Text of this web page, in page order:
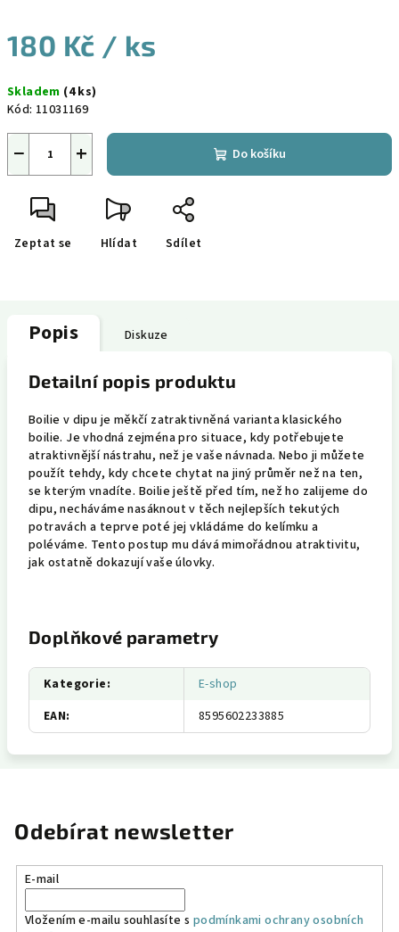
180 Kč / ks
cena:
Skladem (4 ks)
Kód: 11031169
+
− Do košíku
Zeptat se Hlídat Sdílet
Popis Diskuze
Detailní popis produktu
Boilie v dipu je měkčí zatraktivněná varianta klasického
boilie. Je vhodná zejména pro situace, kdy potřebujete
atraktivnější nástrahu, než je vaše návnada. Nebo ji můžete
použít tehdy, kdy chcete chytat na jiný průměr než na ten,
se kterým vnadíte. Boilie ještě před tím, než ho zalijeme do
dipu, necháváme nasáknout v těch nejlepších tekutých
potravách a teprve poté jej vkládáme do kelímku a
poléváme. Tento postup mu dává mimořádnou atraktivitu,
jak ostatně dokazují vaše úlovky.
Doplňkové parametry
Kategorie:
E-shop
EAN: 8595602233885
Odebírat newsletter
E-mail
Vložením e-mailu souhlasíte s podmínkami ochrany osobních